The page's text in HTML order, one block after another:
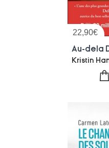
22,90€
Au-dela
Kristin